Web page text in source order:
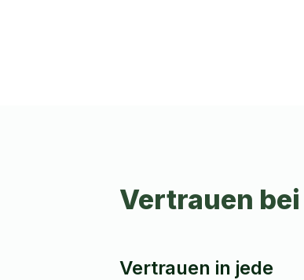
Vertrauen bei
Vertrauen in jede